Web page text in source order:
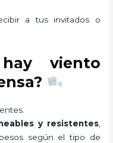
a tus invitados o
viento
y resistentes,
según el tipo de